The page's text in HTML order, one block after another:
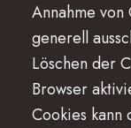
Annahme
generell
Löschen der
Browser
Cookies